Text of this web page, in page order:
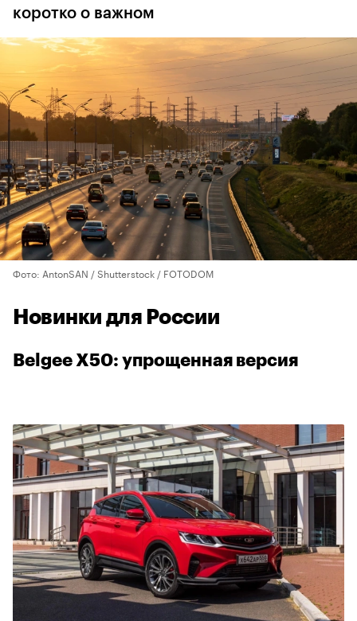
коротко о важном
Фото: AntonSAN / Shutterstock / FOTODOM
Новинки для России
Belgee X50: упрощенная версия
00:00 / 00:00